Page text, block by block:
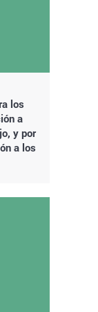
los
a
y por
a los